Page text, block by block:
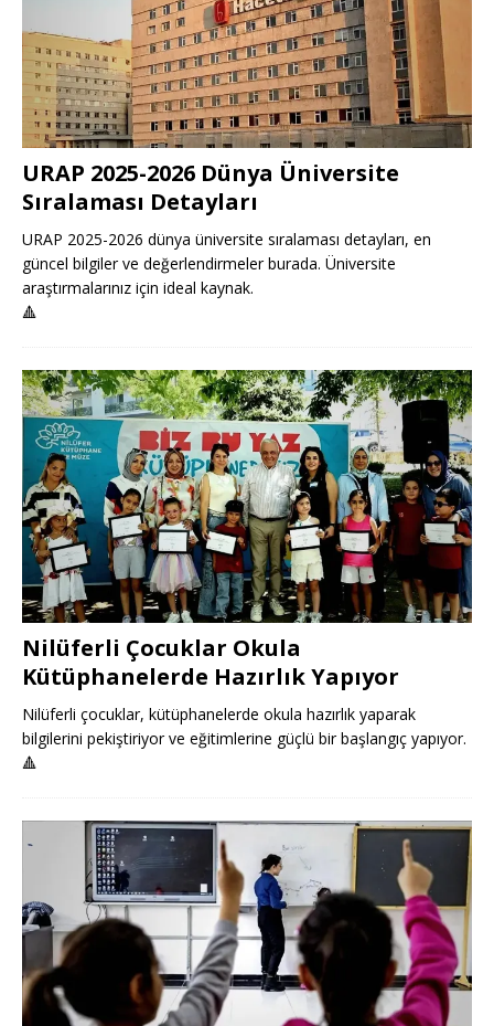
URAP 2025-2026 Dünya Üniversite
Sıralaması Detayları
URAP 2025-2026 dünya üniversite sıralaması detayları, en
güncel bilgiler ve değerlendirmeler burada. Üniversite
araştırmalarınız için ideal kaynak.
🔺
Nilüferli Çocuklar Okula
Kütüphanelerde Hazırlık Yapıyor
Nilüferli çocuklar, kütüphanelerde okula hazırlık yaparak
bilgilerini pekiştiriyor ve eğitimlerine güçlü bir başlangıç yapıyor.
🔺